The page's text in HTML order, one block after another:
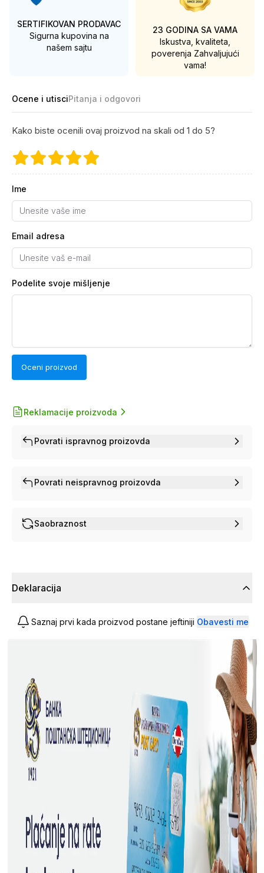
SERTIFIKOVAN PRODAVAC
Sigurna kupovina na
našem sajtu
23 GODINA SA VAMA
Iskustva, kvaliteta,
poverenja Zahvaljujući
vama!
Ocene i utisciPitanja i odgovori
Kako biste ocenili ovaj proizvod na skali od 1 do 5?
Ime
Email adresa
Podelite svoje mišljenje
Oceni proizvod
Reklamacije proizvoda
Povrati ispravnog proizovda
Povrati neispravnog proizovda
Saobraznost
Deklaracija
Saznaj prvi kada proizvod postane jeftiniji Obavesti me